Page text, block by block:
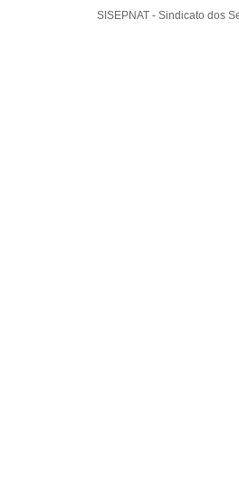
SISEPNAT - Sindicato dos